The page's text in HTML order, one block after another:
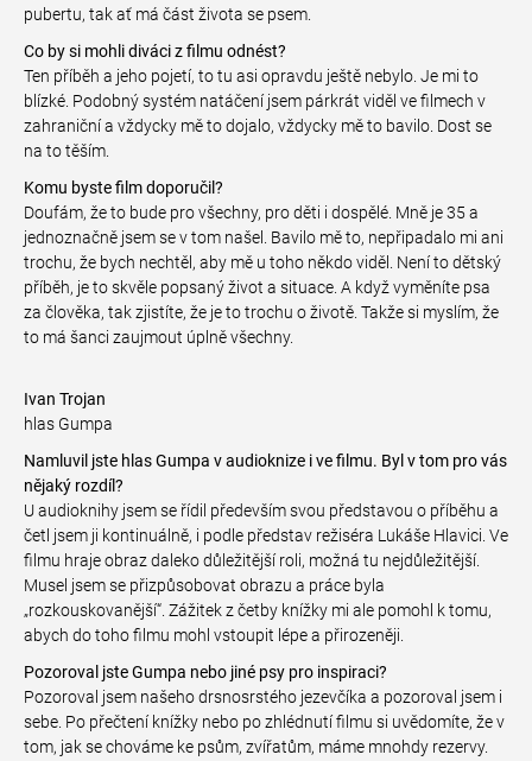
pubertu, tak ať má část života se psem.
Co by si mohli diváci z filmu odnést?
Ten příběh a jeho pojetí, to tu asi opravdu ještě nebylo. Je mi to
blízké. Podobný systém natáčení jsem párkrát viděl ve filmech v
zahraniční a vždycky mě to dojalo, vždycky mě to bavilo. Dost se
na to těším.
Komu byste film doporučil?
Doufám, že to bude pro všechny, pro děti i dospělé. Mně je 35 a
jednoznačně jsem se v tom našel. Bavilo mě to, nepřipadalo mi ani
trochu, že bych nechtěl, aby mě u toho někdo viděl. Není to dětský
příběh, je to skvěle popsaný život a situace. A když vyměníte psa
za člověka, tak zjistíte, že je to trochu o životě. Takže si myslím, že
to má šanci zaujmout úplně všechny.
Ivan Trojan
hlas Gumpa
Namluvil jste hlas Gumpa v audioknize i ve filmu. Byl v tom pro vás
nějaký rozdíl?
U audioknihy jsem se řídil především svou představou o příběhu a
četl jsem ji kontinuálně, i podle představ režiséra Lukáše Hlavici. Ve
filmu hraje obraz daleko důležitější roli, možná tu nejdůležitější.
Musel jsem se přizpůsobovat obrazu a práce byla
„rozkouskovanější“. Zážitek z četby knížky mi ale pomohl k tomu,
abych do toho filmu mohl vstoupit lépe a přirozeněji.
Pozoroval jste Gumpa nebo jiné psy pro inspiraci?
Pozoroval jsem našeho drsnosrstého jezevčíka a pozoroval jsem i
sebe. Po přečtení knížky nebo po zhlédnutí filmu si uvědomíte, že v
tom, jak se chováme ke psům, zvířatům, máme mnohdy rezervy.